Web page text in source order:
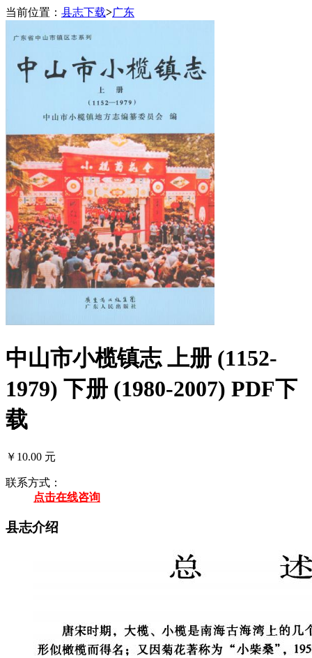
当前位置： 县志下载>广东
中山市小榄镇志 上册 (1152-
1979) 下册 (1980-2007) PDF下
载
￥10.00 元
联系方式：
点击在线咨询
县志介绍